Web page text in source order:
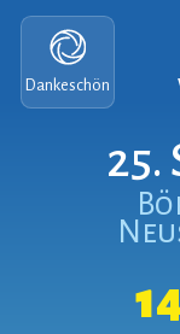
Navigation
überspringen
Dankeschön